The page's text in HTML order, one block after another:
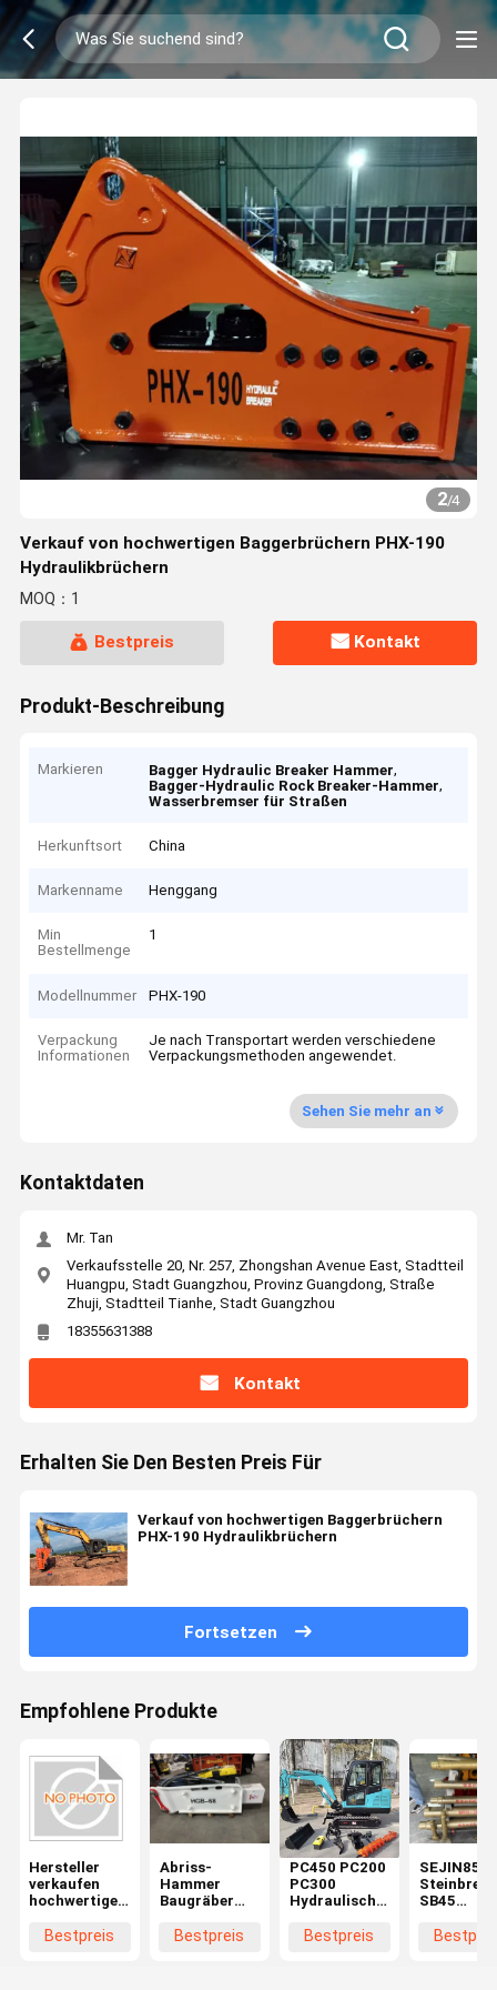
2/4
Verkauf von hochwertigen Baggerbrüchern PHX-190
Hydraulikbrüchern
MOQ：1
Bestpreis Kontakt
Produkt-Beschreibung
Markieren Bagger Hydraulic Breaker Hammer,
Bagger-Hydraulic Rock Breaker-Hammer,
Wasserbremser für Straßen
Herkunftsort China
Markenname Henggang
Min
Bestellmenge
1
Modellnummer PHX-190
Verpackung
Informationen
Je nach Transportart werden verschiedene
Verpackungsmethoden angewendet.
Sehen Sie mehr an
Kontaktdaten
Mr. Tan
Verkaufsstelle 20, Nr. 257, Zhongshan Avenue East, Stadtteil
Huangpu, Stadt Guangzhou, Provinz Guangdong, Straße
Zhuji, Stadtteil Tianhe, Stadt Guangzhou
18355631388
Kontakt
Erhalten Sie Den Besten Preis Für
Verkauf von hochwertigen Baggerbrüchern
PHX-190 Hydraulikbrüchern
Fortsetzen
Empfohlene Produkte
Hersteller
verkaufen
hochwertige
Brecher HGB-
Bestpreis
Abriss-
Hammer
Baugräber
Felsbrecher
Bestpreis
PC450 PC200
PC300
Hydraulischer
Hammer 20T
Bestpreis
SEJIN850
SB45